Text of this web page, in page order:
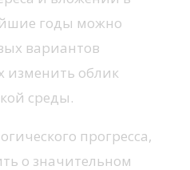
годы можно
вариантов
изменить облик
среды.
прогресса,
о значительном